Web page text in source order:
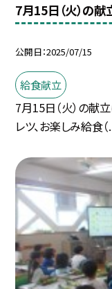
7月15日（火）の献
公開日 2025/07/15
給食献立
7月15日（火）の献
レツ、お楽しみ給食（